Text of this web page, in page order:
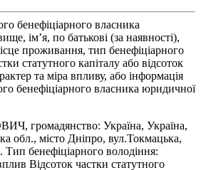
бенефіціарного власника
ім’я, по батькові (за наявності),
проживання, тип бенефіціарного
статутного капіталу або відсоток
та міра впливу, або інформація
бенефіціарного власника юридичної
громадянство: Україна, Україна,
обл., місто Дніпро, вул.Токмацька,
бенефіціарного володіння:
Відсоток частки статутного